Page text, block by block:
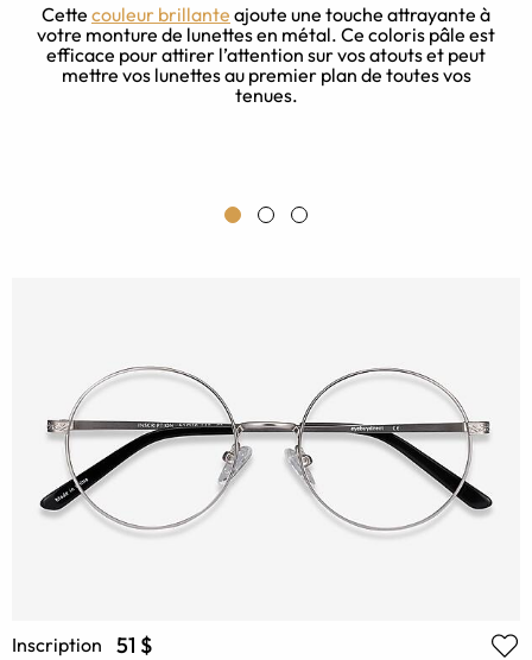
Cette couleur brillante ajoute une touche attrayante à
votre monture de lunettes en métal. Ce coloris pâle est
efficace pour attirer l’attention sur vos atouts et peut
mettre vos lunettes au premier plan de toutes vos
tenues.
Inscription 51 $